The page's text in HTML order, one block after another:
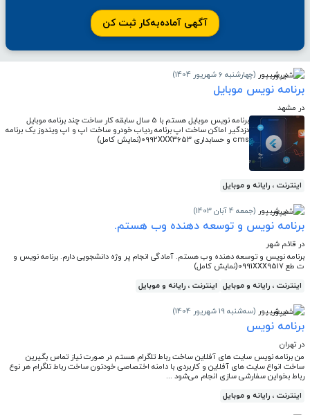
آگهی آماده‌به‌کار ثبت کن
در شیپور (چهارشنبه 6 شهریور 1404)
برنامه نویس موبایل
در مشهد
برنامه نویس موبایل هستم با 5 سال سابقه کار ساخت چند برنامه موبایل
دزدگیر اماکن ساخت اپ برنامه ردیاب خودرو ساخت اپ و اپ ویندوز یک برنامه
cms و حسابداری 0992XXX3653(نمایش کامل)
اینترنت ، رایانه و موبایل
در شیپور (جمعه 4 آبان 1403)
برنامه نویس و توسعه دهنده وب هستم.
در قائم شهر
برنامه نویس و توسعه دهنده وب هستم. آمادگی انجام پر وژه دانشجویی دارم. برنامه نویس و
ت طع 0991XXX9517(نمایش کامل)
اینترنت ، رایانه و موبایل اینترنت ، رایانه و موبایل
در شیپور (سه‌شنبه 19 شهریور 1404)
برنامه نویس
در تهران
من برنامه نویس سایت های آفلاین ساخت رباط تلگرام هستم در صورت نیاز تماس بگیرین
ساخت انواع سایت های آفلاین و کاربردی با دامنه اختصاصی خودتون ساخت رباط تلگرام هر نوع
رباط بخواین سفارشی سازی انجام می‌شود ...
اینترنت ، رایانه و موبایل